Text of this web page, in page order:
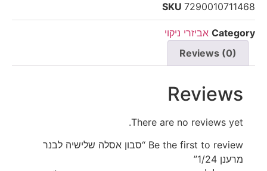
SKU 7290010711468
Category אביזרי ניקוי
Reviews (0)
Reviews
There are no reviews yet.
Be the first to review “סבון אסלה שלישיה לבנר
מרענן 1/24”